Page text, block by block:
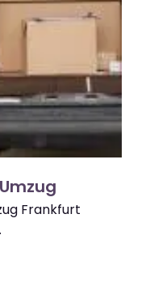
Frankfurt